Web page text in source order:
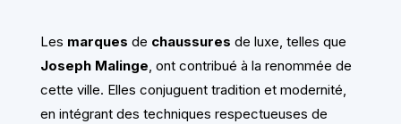
Les marques de chaussures de luxe, telles que
Joseph Malinge, ont contribué à la renommée de
cette ville. Elles conjuguent tradition et modernité,
en intégrant des techniques respectueuses de